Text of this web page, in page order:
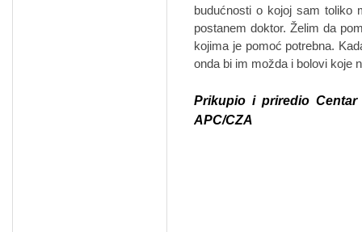
budućnosti o kojoj sam toliko
postanem doktor. Želim da
kojima je pomoć potrebna.
onda bi im možda i bolovi koje
Prikupio i priredio
APC/CZA